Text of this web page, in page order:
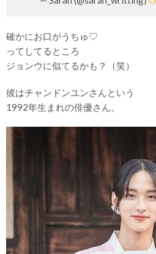
確かにお口がうちゅ♡
ってしてるところ
ジョンウに似てるかも？（笑）
彼はチャンドンユンさんという
1992年生まれの俳優さん。